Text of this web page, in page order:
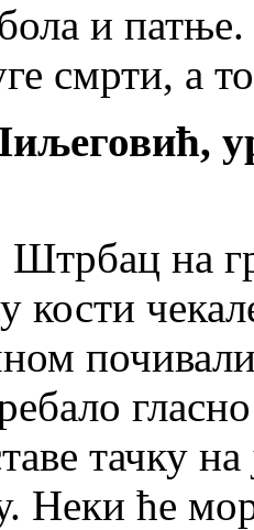
и
смрти, а
Штрбац на
кости
тачку
Неки ће